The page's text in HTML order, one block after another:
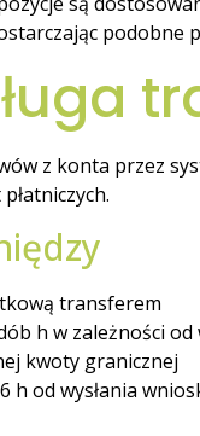
z konta przez
transferem
h w zależności
kwoty granicznej
h od wysłania